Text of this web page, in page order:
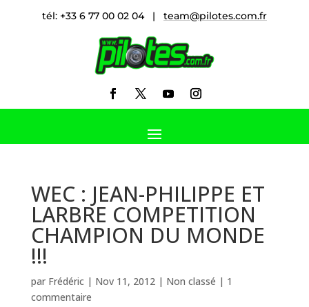
tél: +33 6 77 00 02 04 | team@pilotes.com.fr
WEC : JEAN-PHILIPPE ET
LARBRE COMPETITION
CHAMPION DU MONDE
!!!
par Frédéric| Nov 11, 2012| Non classé | 1
commentaire